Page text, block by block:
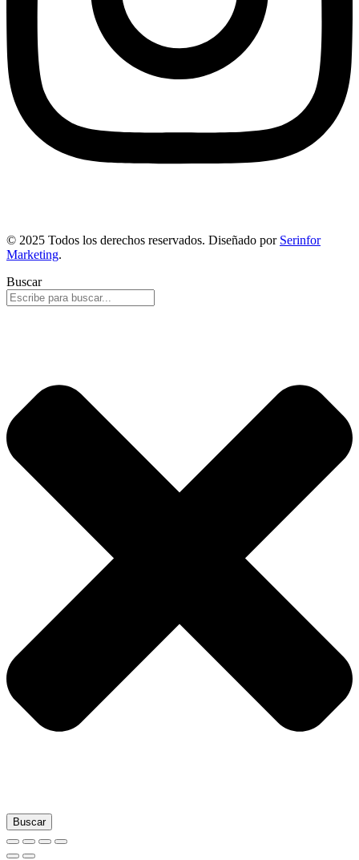
© 2025 Todos los derechos reservados. Diseñado por Serinfor
Marketing.
Buscar
Buscar